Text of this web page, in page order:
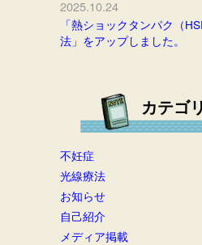
2025.10.24
「熱ショックタンパク（
法」をアップしました。
カテゴ
不妊症
光線療法
お知らせ
自己紹介
メディア掲載